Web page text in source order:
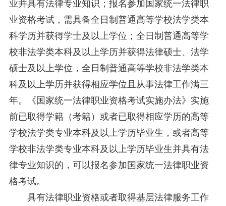
业并具有法律专业知识；报名参加国家统一法律职
业资格考试，需具备全日制普通高等学校法学类本
科学历并获得学士及以上学位；全日制普通高等学
校非法学类本科及以上学历并获得法律硕士、法学
硕士及以上学位，全日制普通高等学校非法学类本
科及以上学历并获得相应学位且从事法律工作满三
年。《国家统一法律职业资格考试实施办法》实施
前已取得学籍（考籍）或者已取得相应学历的高等
学校法学类专业本科及以上学历毕业生，或者高等
学校非法学类专业本科及以上学历毕业生并具有法
律专业知识的，可以报名参加国家统一法律职业资
格考试。
具有法律职业资格或者取得基层法律服务工作